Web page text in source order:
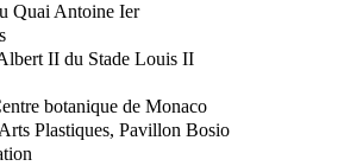
Quai Antoine Ier
II du Stade Louis II
botanique de Monaco
Plastiques, Pavillon Bosio